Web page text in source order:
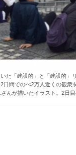
「建設的」と「建設的
間でのべ2万人近くの観
んが描いたイラスト。2日